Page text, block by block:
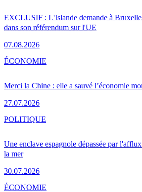
EXCLUSIF : L'Islande demande à
dans son référendum sur l'UE
07.08.2026
Merci la Chine : elle a sauvé l’économie
27.07.2026
ÉCONOMIE
Une enclave espagnole dépassée par
la mer
30.07.2026
POLITIQUE
ÉCONOMIE